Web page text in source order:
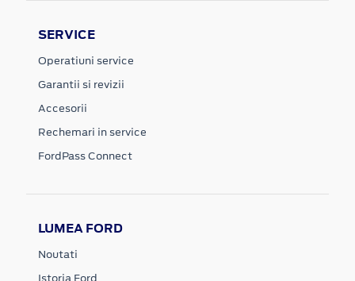
SERVICE
Operatiuni service
Garantii si revizii
Accesorii
Rechemari in service
FordPass Connect
LUMEA FORD
Noutati